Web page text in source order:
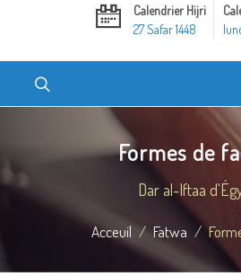
Calendrier Hijri
27 Safar 1448
Formes de
Dar al-Iftaa
Acceuil Fatwa